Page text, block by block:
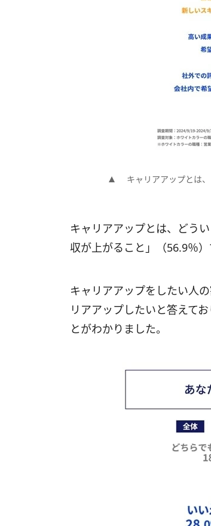
キャリアアップとは
キャリアアップとは、どう
収が上がること」（56.9％）
キャリアアップをしたい人
リアアップしたいと答えて
とがわかりました。